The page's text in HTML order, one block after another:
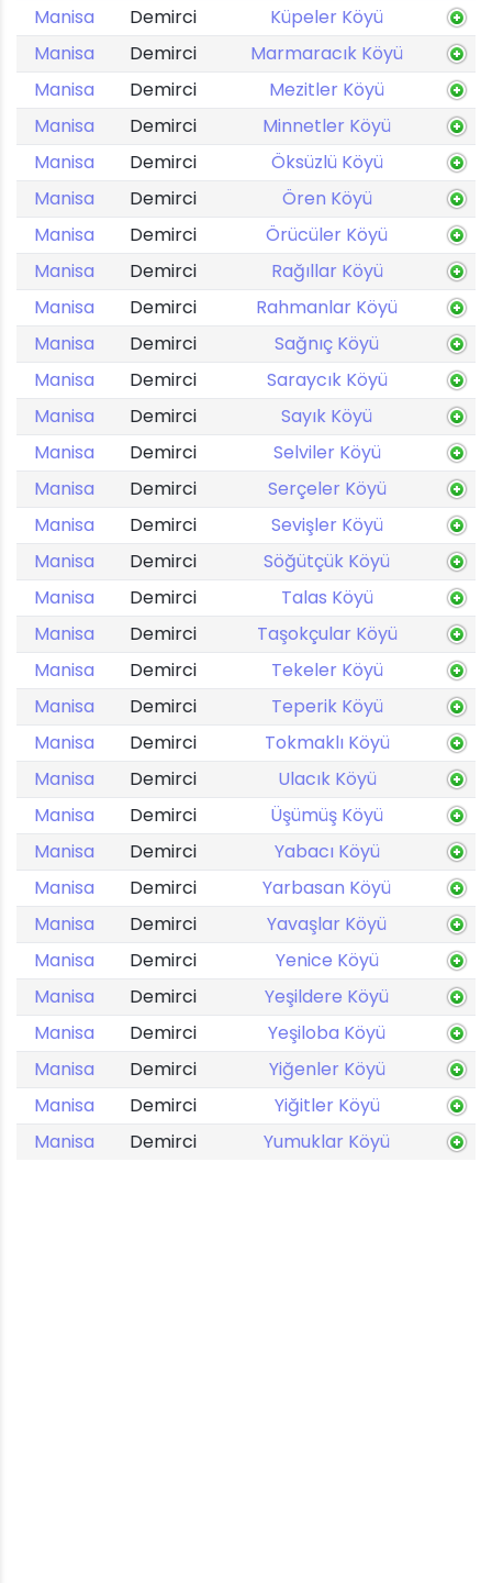
Manisa
Demirci
Küpeler Köyü
Manisa
Demirci
Marmaracık Köyü
Manisa
Demirci
Mezitler Köyü
Manisa
Demirci
Minnetler Köyü
Manisa
Demirci
Öksüzlü Köyü
Manisa
Demirci
Ören Köyü
Manisa
Demirci
Örücüler Köyü
Manisa
Demirci
Rağıllar Köyü
Manisa
Demirci
Rahmanlar Köyü
Manisa
Demirci
Sağnıç Köyü
Manisa
Demirci
Saraycık Köyü
Manisa
Demirci
Sayık Köyü
Manisa
Demirci
Selviler Köyü
Manisa
Demirci
Serçeler Köyü
Manisa
Demirci
Sevişler Köyü
Manisa
Demirci
Söğütçük Köyü
Manisa
Demirci
Talas Köyü
Manisa
Demirci
Taşokçular Köyü
Manisa
Demirci
Tekeler Köyü
Manisa
Demirci
Teperik Köyü
Manisa
Demirci
Tokmaklı Köyü
Manisa
Demirci
Ulacık Köyü
Manisa
Demirci
Üşümüş Köyü
Manisa
Demirci
Yabacı Köyü
Manisa
Demirci
Yarbasan Köyü
Manisa
Demirci
Yavaşlar Köyü
Manisa
Demirci
Yenice Köyü
Manisa
Demirci
Yeşildere Köyü
Manisa
Demirci
Yeşiloba Köyü
Manisa
Demirci
Yiğenler Köyü
Manisa
Demirci
Yiğitler Köyü
Manisa
Demirci Yumuklar Köyü